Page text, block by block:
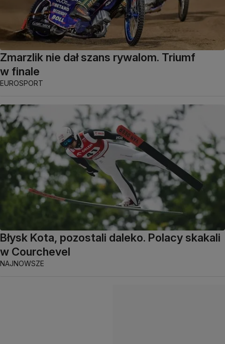
Zmarzlik nie dał szans rywalom. Triumf
w finale
EUROSPORT
Błysk Kota, pozostali daleko. Polacy skakali
w Courchevel
NAJNOWSZE